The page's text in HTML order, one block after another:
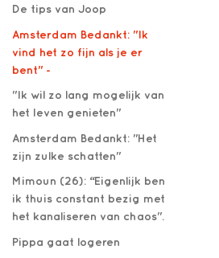
De tips van Joop
Amsterdam Bedankt: "Ik
vind het zo fijn als je er
bent" -
"Ik wil zo lang mogelijk van
het leven genieten"
Amsterdam Bedankt: "Het
zijn zulke schatten"
Mimoun (26): “Eigenlijk ben
ik thuis constant bezig met
het kanaliseren van chaos".
Pippa gaat logeren